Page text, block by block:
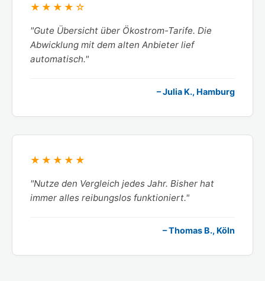
★★★★☆
"Gute Übersicht über Ökostrom-Tarife. Die
Abwicklung mit dem alten Anbieter lief
automatisch."
– Julia K., Hamburg
★★★★★
"Nutze den Vergleich jedes Jahr. Bisher hat
immer alles reibungslos funktioniert."
– Thomas B., Köln